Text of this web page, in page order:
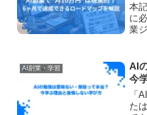
本
に
業
月
理
AI副業・学習
AI
今
「
た